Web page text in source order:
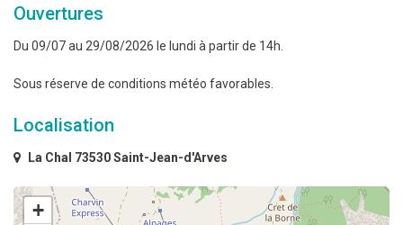
Ouvertures
Du 09/07 au 29/08/2026 le lundi à partir de 14h.
Sous réserve de conditions météo favorables.
Localisation
La Chal 73530 Saint-Jean-d'Arves
+